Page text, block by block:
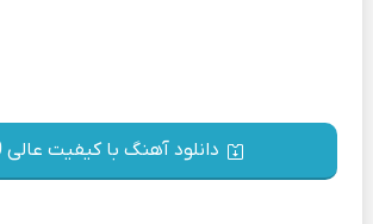
دانلود آهنگ با کیفیت عالی 320